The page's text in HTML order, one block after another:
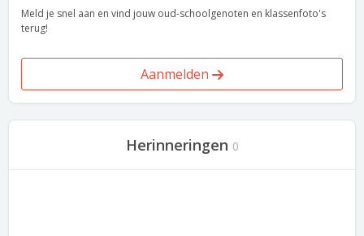
Meld je snel aan en vind jouw oud-schoolgenoten en klassenfoto's
terug!
Aanmelden
Herinneringen 0